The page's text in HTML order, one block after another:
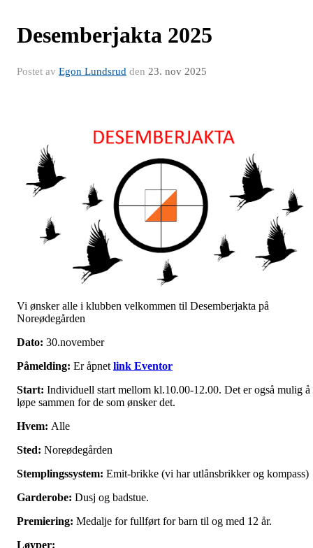
Desemberjakta 2025
Postet av Egon Lundsrud den 23. nov 2025
Vi ønsker alle i klubben velkommen til Desemberjakta på
Noreødegården
Dato: 30.november
Påmelding: Er åpnet link Eventor
Start: Individuell start mellom kl.10.00-12.00. Det er også mulig å
løpe sammen for de som ønsker det.
Hvem: Alle
Sted: Noreødegården
Stemplingssystem: Emit-brikke (vi har utlånsbrikker og kompass)
Garderobe: Dusj og badstue.
Premiering: Medalje for fullført for barn til og med 12 år.
Løyper: